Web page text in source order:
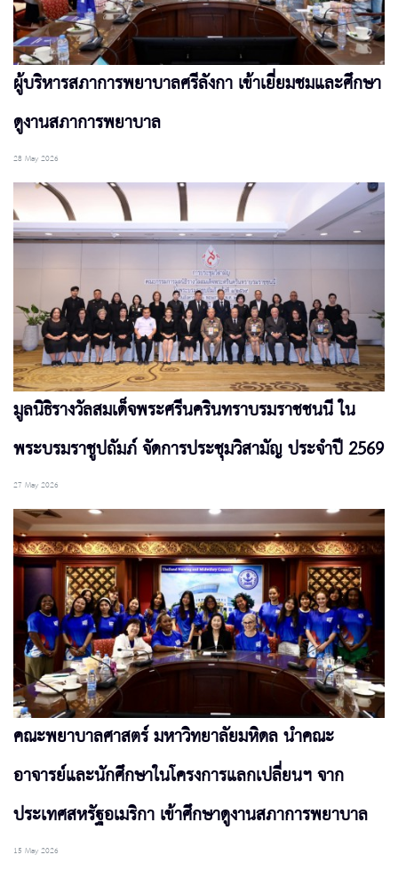
ผู้บริหารสภาการพยาบาลศรีลังกา เข้าเยี่ยมชมและศึกษา
ดูงานสภาการพยาบาล
28 May 2026
มูลนิธิรางวัลสมเด็จพระศรีนครินทราบรมราชชนนี ใน
พระบรมราชูปถัมภ์ จัดการประชุมวิสามัญ ประจำปี 2569
27 May 2026
คณะพยาบาลศาสตร์ มหาวิทยาลัยมหิดล นำคณะ
อาจารย์และนักศึกษาในโครงการแลกเปลี่ยนฯ จาก
ประเทศสหรัฐอเมริกา เข้าศึกษาดูงานสภาการพยาบาล
15 May 2026